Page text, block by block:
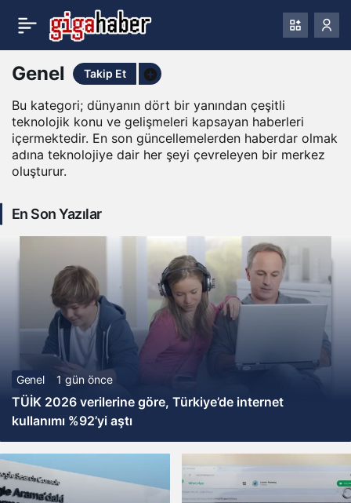
Genel
Haberleri
Genel Takip Et
Bu kategori; dünyanın dört bir yanından çeşitli
teknolojik konu ve gelişmeleri kapsayan haberleri
içermektedir. En son güncellemelerden haberdar olmak
adına teknolojiye dair her şeyi çevreleyen bir merkez
oluşturur.
En Son Yazılar
Genel 1 gün önce
TÜİK 2026 verilerine göre, Türkiye’de internet
kullanımı %92’yi aştı